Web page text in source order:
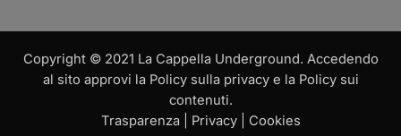
Copyright © 2021 La Cappella Underground. Accedendo
al sito approvi la Policy sulla privacy e la Policy sui
contenuti.
Trasparenza| Privacy| Cookies